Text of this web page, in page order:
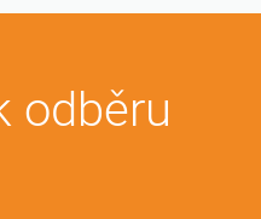
odběru